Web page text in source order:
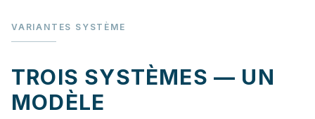
VARIANTES SYSTÈME
TROIS SYSTÈMES — UN
MODÈLE